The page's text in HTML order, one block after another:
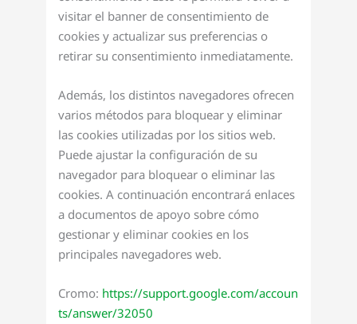
visitar el banner de consentimiento de
cookies y actualizar sus preferencias o
retirar su consentimiento inmediatamente.
Además, los distintos navegadores ofrecen
varios métodos para bloquear y eliminar
las cookies utilizadas por los sitios web.
Puede ajustar la configuración de su
navegador para bloquear o eliminar las
cookies. A continuación encontrará enlaces
a documentos de apoyo sobre cómo
gestionar y eliminar cookies en los
principales navegadores web.
Cromo: https://support.google.com/accoun
ts/answer/32050